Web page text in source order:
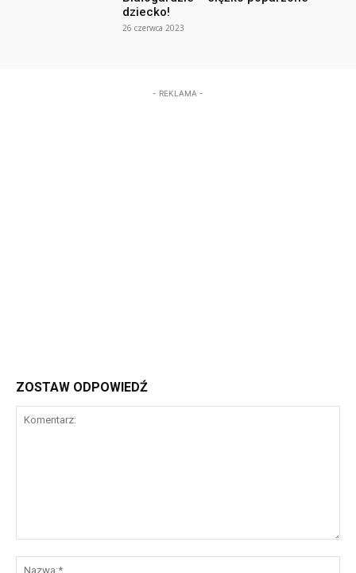
dziecko!
26 czerwca 2023
- REKLAMA -
ZOSTAW ODPOWIEDŹ